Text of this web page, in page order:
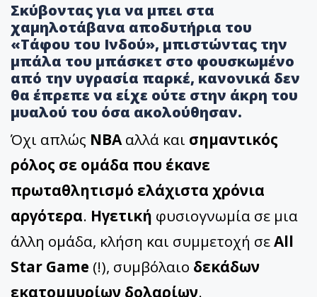
Σκύβοντας για να μπει στα
χαμηλοτάβανα αποδυτήρια του
«Τάφου του Ινδού», μπιστώντας την
μπάλα του μπάσκετ στο φουσκωμένο
από την υγρασία παρκέ, κανονικά δεν
θα έπρεπε να είχε ούτε στην άκρη του
μυαλού του όσα ακολούθησαν.
Όχι απλώς ΝΒΑαλλά και σημαντικός
ρόλος σε ομάδα που έκανε
πρωταθλητισμό ελάχιστα χρόνια
αργότερα. Ηγετική φυσιογνωμία σε μια
άλλη ομάδα, κλήση και συμμετοχή σεAll
Star Game (!), συμβόλαιο δεκάδων
εκατομμυρίων δολαρίων.